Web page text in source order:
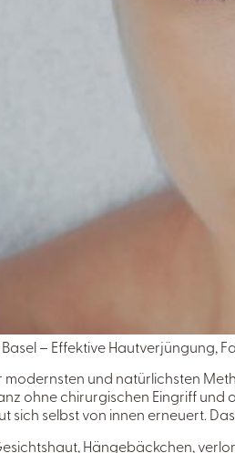
– Effektive Hautverjüngung,
modernsten und natürlichsten
ohne chirurgischen Eingriff
sich selbst von innen erneuert.
Hängebäckchen,